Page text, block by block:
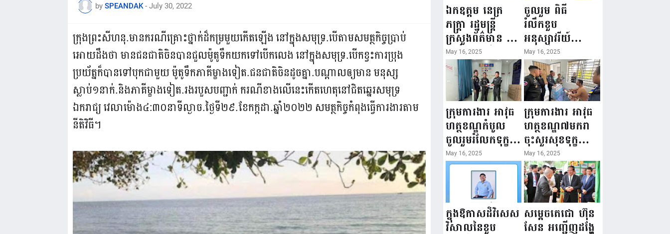
by SPEANDAK - July 30, 2022
ក្រុងព្រះសីហនុ.មានករណីគ្រោះថ្នាក់ដ៏កម្រមួយកើតឡើង នៅក្នុងសមុទ្រ.បើតាមសមត្ថកិច្ចប្រាប់
អោយដឹងថា មានជនជាតិចិនបានជួលម៉ូតូទឹកយកទៅបើកលេង នៅក្នុងសមុទ្រ.បើកខ្វះការប្រុង
ប្រយ័ត្នក៏បានទៅបុកជាមួយ ម៉ូតូទឹកភាគីម្ខាងទៀត.ជនជាតិចិនដូចគ្នា.បណ្ដាលឲ្យមាន មនុស្ស
ស្លាប់១នាក់.និងភាគីម្ខាងទៀត.រងរបួសបញ្ជាក់ ករណីខាងលើនេះកើតហេតុនៅជិតឆ្នេរសមុទ្រ
ឯករាជ្យ វេលាម៉ោង៤:៣០នាទីល្ងាច.ថ្ងៃទី២៩.ខែកក្កដា.ឆ្នាំ២០២២ សមត្ថកិច្ចកំពុងធ្វើការងារតាម
នីតិវិធី។
ឯកឧត្តម នេត្រ
ភក្ត្រា រដ្ឋមន្ត្រី
ក្រសួងព័ត៌មាន នៅ
រសៀលថ្ងៃទី១៦ ខែ
ឧសភា
ឆ្នាំ២០២៥នេះ
បានអញ្ជើញចុះធ្វើ
ជំរឿនថ្នាក់ដឹកនាំ
មន្ត្រីរាជការស៉ីវិល
នៃក្រសួងព័ត៌មាន...
May 16, 2025
ចូលរួម ពិធី
រំលឹកខួប
អនុស្សាវរីយ៍
លើកទី៨០ ថ្ងៃ
កំណើតនគរបាល
ជាតិកម្ពុជា “១៦
ឧសភា ១៩៤៥ ~
១៦ ឧសភា
២០២៥”...
May 16, 2025
ក្រុមការងារ អាវុធ
ហត្ថខណ្ឌកំបូល
ចូលរួមរំលែកទុក្ខ
ដល់គ្រួសារ
សមាជិក ដែល
ឪពុកក្មេករបស់
លោកទទួលមរណៈ
ភាព!
May 16, 2025
ក្រុមការងារ អាវុធ
ហត្ថខណ្ឌ៧មករា
ចុះសួរសុខទុក្ខ
សមាជិក ដែលជួប
គ្រោះថ្នាក់
ចរាចរណ៍ កំពុង
សម្រាកព្យាបាល
នៅមន្ទីរពេទ្យ!
May 16, 2025
ក្នុងឱកាសដ៏វិសេស
វិសាលនៃខួប
សម្តេចតេជោ ហ៊ុន
សែន អញ្ជើញដង្ហែ